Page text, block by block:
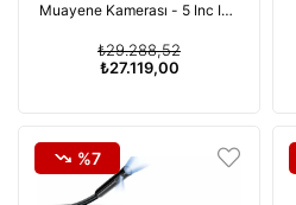
Muayene Kamerası - 5 Inc IPS
₺27.119,00
₺29.288,52
%7